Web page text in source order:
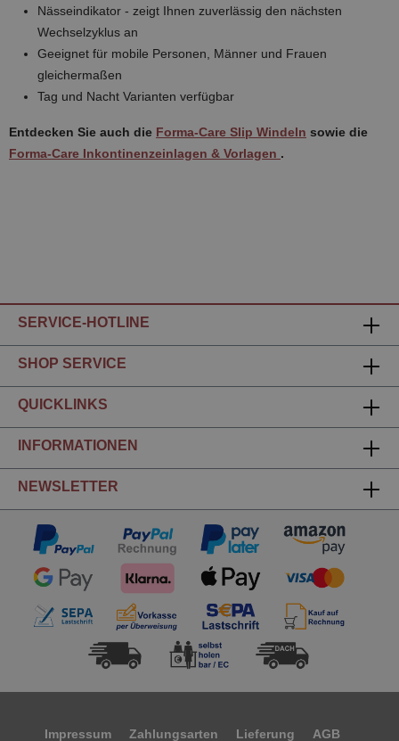
Nässeindikator - zeigt Ihnen zuverlässig den nächsten
Wechselzyklus an
Geeignet für mobile Personen, Männer und Frauen
gleichermaßen
Tag und Nacht Varianten verfügbar
Entdecken Sie auch die Forma-Care Slip Windeln sowie die
Forma-Care Inkontinenzeinlagen & Vorlagen .
SERVICE-HOTLINE
SHOP SERVICE
QUICKLINKS
INFORMATIONEN
NEWSLETTER
Impressum Zahlungsarten Lieferung AGB